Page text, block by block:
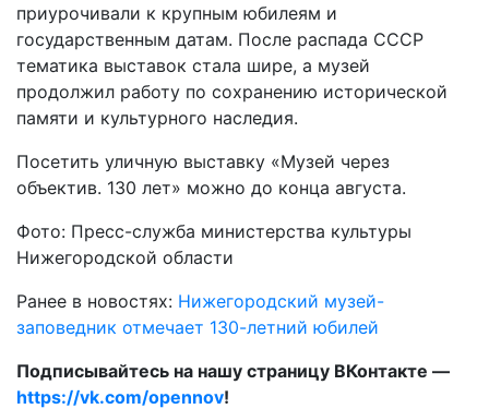
приурочивали к крупным юбилеям и
государственным датам. После распада СССР
тематика выставок стала шире, а музей
продолжил работу по сохранению исторической
памяти и культурного наследия.
Посетить уличную выставку «Музей через
объектив. 130 лет» можно до конца августа.
Фото: Пресс-служба министерства культуры
Нижегородской области
Ранее в новостях: Нижегородский музей-
заповедник отмечает 130-летний юбилей
Подписывайтесь на нашу страницу ВКонтакте —
https://vk.com/opennov!